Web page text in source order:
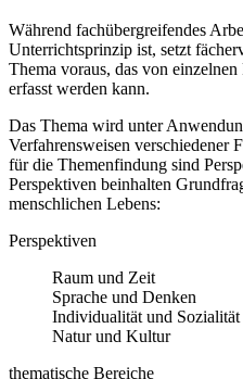
Während fachübergreifendes
Unterrichtsprinzip ist, setzt
Thema voraus, das von
erfasst werden kann.
Das Thema wird unter
Verfahrensweisen verschiedener
für die Themenfindung sind
Perspektiven beinhalten
menschlichen Lebens:
Perspektiven
Raum und Zeit
Sprache und Denken
Individualität und Sozialität
Natur und Kultur
thematische Bereiche